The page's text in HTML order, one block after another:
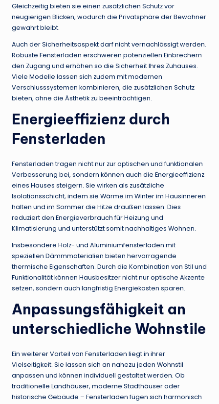
Gleichzeitig bieten sie einen zusätzlichen Schutz vor
neugierigen Blicken, wodurch die Privatsphäre der Bewohner
gewahrt bleibt.
Auch der Sicherheitsaspekt darf nicht vernachlässigt werden.
Robuste Fensterladen erschweren potenziellen Einbrechern
den Zugang und erhöhen so die Sicherheit Ihres Zuhauses.
Viele Modelle lassen sich zudem mit modernen
Verschlusssystemen kombinieren, die zusätzlichen Schutz
bieten, ohne die Ästhetik zu beeinträchtigen.
Energieeffizienz durch
Fensterladen
Fensterladen tragen nicht nur zur optischen und funktionalen
Verbesserung bei, sondern können auch die Energieeffizienz
eines Hauses steigern. Sie wirken als zusätzliche
Isolationsschicht, indem sie Wärme im Winter im Hausinneren
halten und im Sommer die Hitze draußen lassen. Dies
reduziert den Energieverbrauch für Heizung und
Klimatisierung und unterstützt somit nachhaltiges Wohnen.
Insbesondere Holz- und Aluminiumfensterladen mit
speziellen Dämmmaterialien bieten hervorragende
thermische Eigenschaften. Durch die Kombination von Stil und
Funktionalität können Hausbesitzer nicht nur optische Akzente
setzen, sondern auch langfristig Energiekosten sparen.
Anpassungsfähigkeit an
unterschiedliche Wohnstile
Ein weiterer Vorteil von Fensterladen liegt in ihrer
Vielseitigkeit. Sie lassen sich an nahezu jeden Wohnstil
anpassen und können individuell gestaltet werden. Ob
traditionelle Landhäuser, moderne Stadthäuser oder
historische Gebäude – Fensterladen fügen sich harmonisch